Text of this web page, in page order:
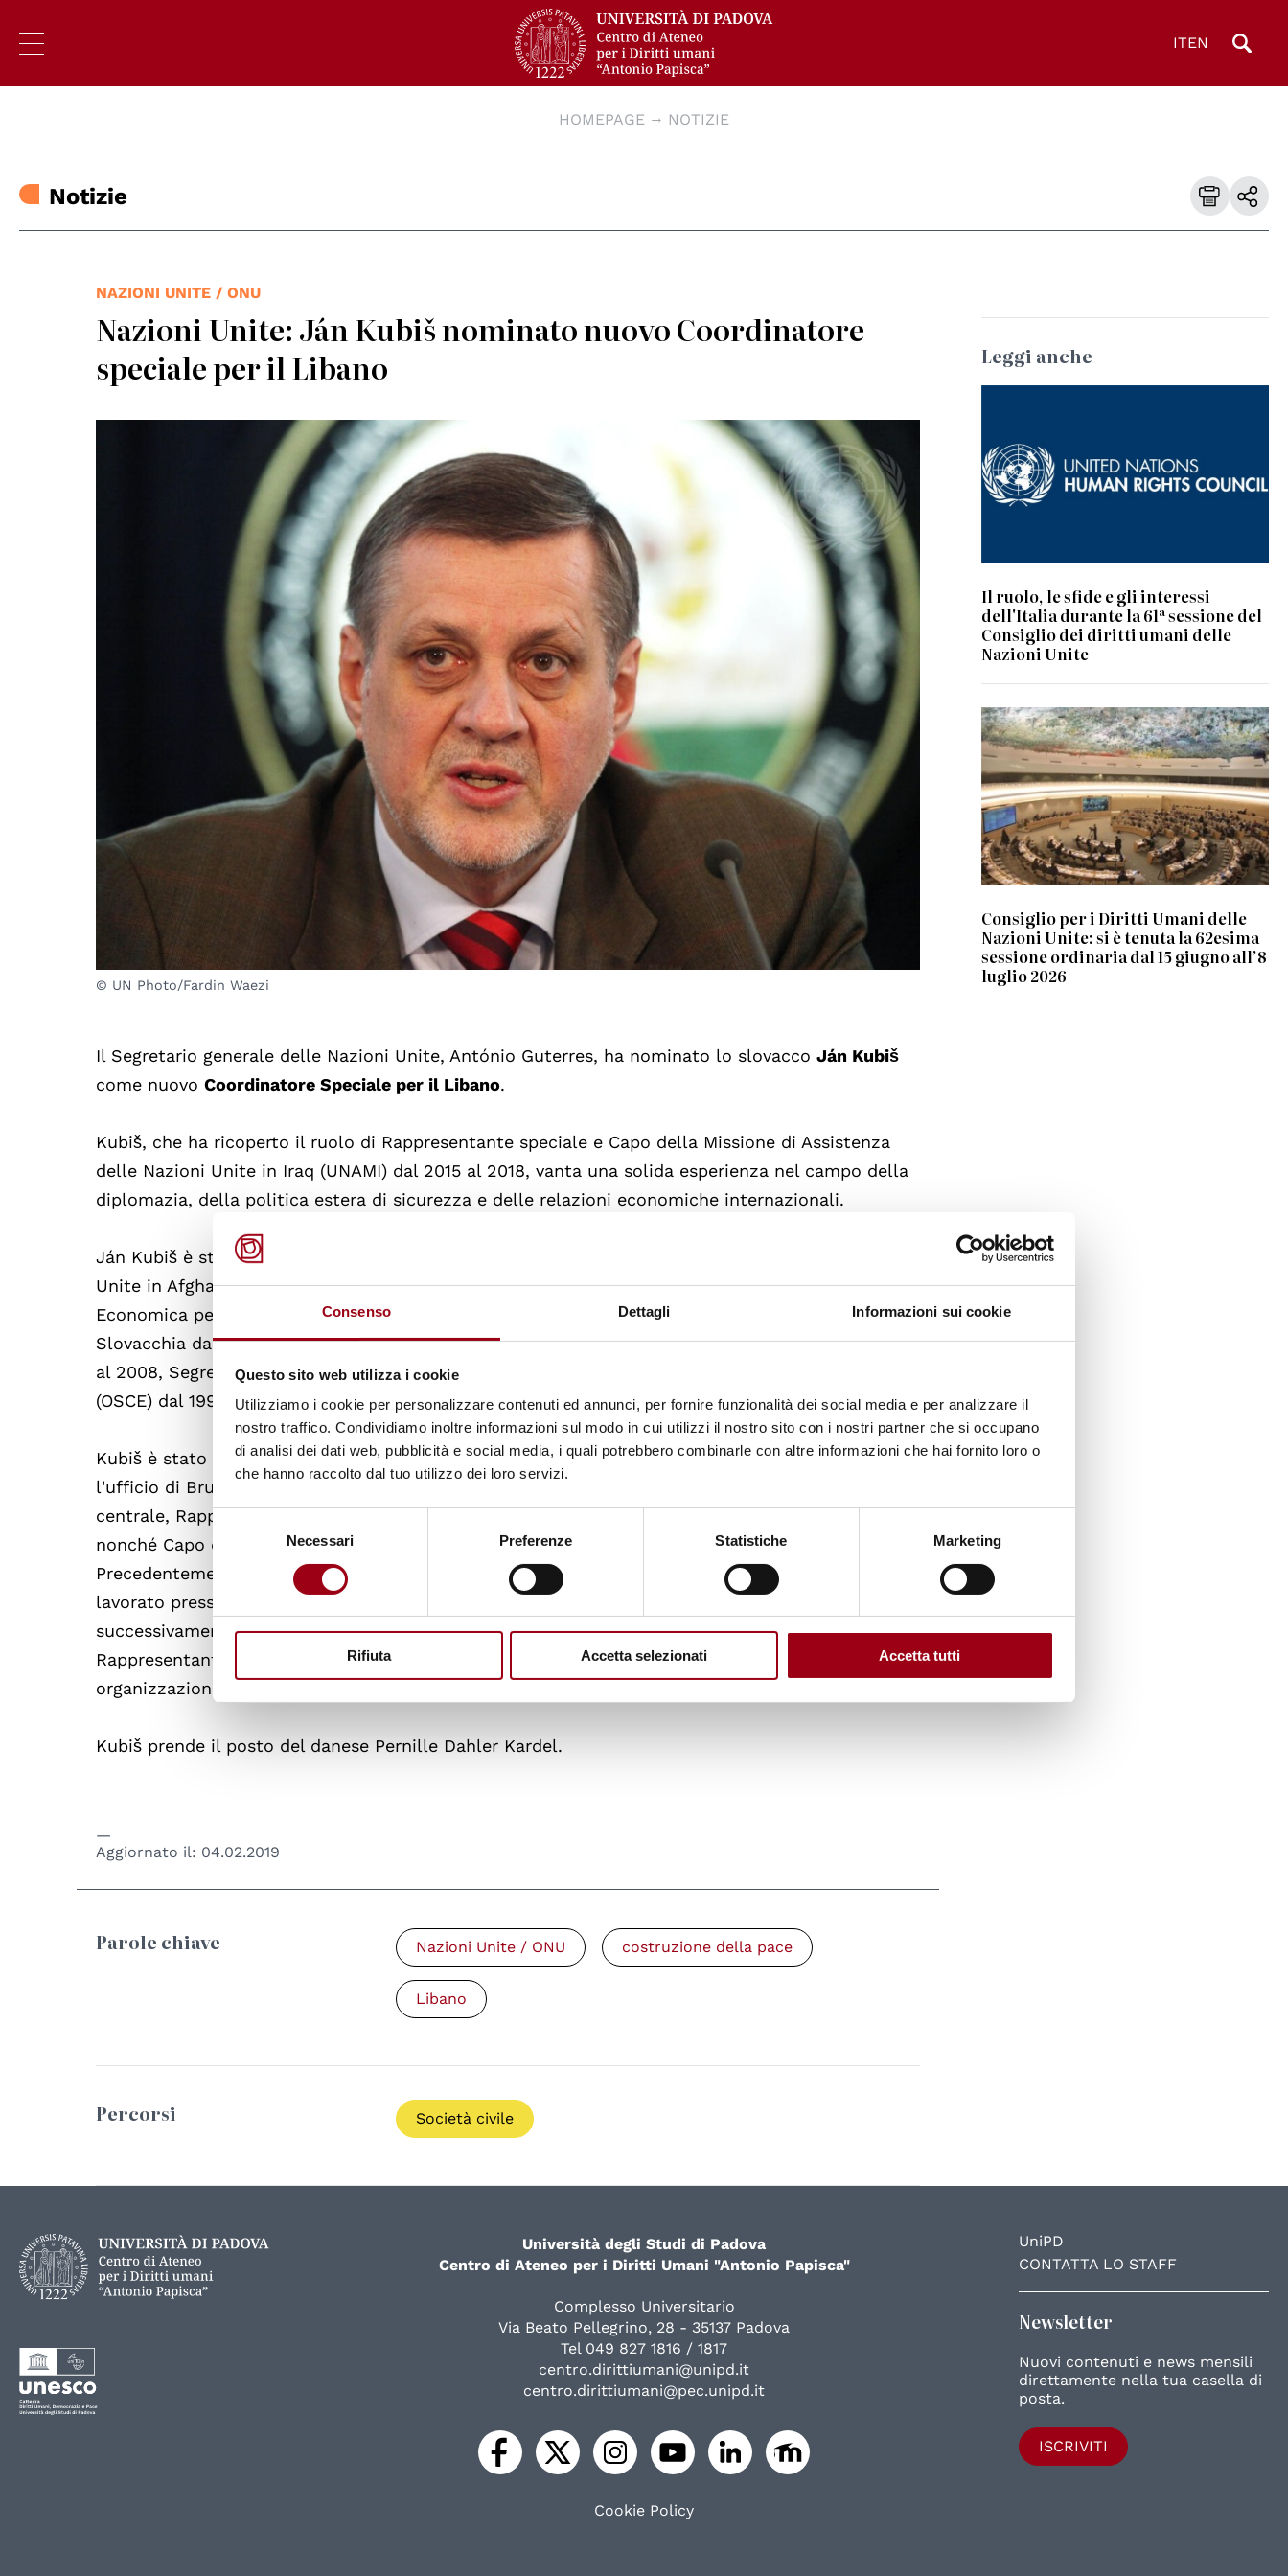
Consenso Dettagli Informazioni sui cookie
Questo sito web utilizza i cookie
Utilizziamo i cookie per personalizzare contenuti ed annunci, per fornire funzionalità dei social media e per analizzare il
nostro traffico. Condividiamo inoltre informazioni sul modo in cui utilizzi il nostro sito con i nostri partner che si occupano
di analisi dei dati web, pubblicità e social media, i quali potrebbero combinarle con altre informazioni che hai fornito loro o
che hanno raccolto dal tuo utilizzo dei loro servizi.
Selezione
del
Necessari Preferenze Statistiche Marketing
Rifiuta Accetta selezionati Accetta tutti
ITEN
HOMEPAGE NOTIZIE
Notizie
NAZIONI UNITE / ONU
Nazioni Unite: Ján Kubiš nominato nuovo Coordinatore
speciale per il Libano
© UN Photo/Fardin Waezi
Il Segretario generale delle Nazioni Unite, António Guterres, ha nominato lo slovaccoJán Kubiš
come nuovoCoordinatore Speciale per il Libano.
Kubiš, che ha ricoperto il ruolo di Rappresentante speciale e Capo della Missione di Assistenza
delle Nazioni Unite in Iraq (UNAMI) dal 2015 al 2018, vanta una solida esperienza nel campo della
diplomazia, della politica estera di sicurezza e delle relazioni economiche internazionali.
Ján Kubiš è stato Rappresentante speciale e Capo della Missione di Assistenza delle Nazioni
Unite in Afghanistan (UNAMA) dal 2011 al 2015, Segretario Esecutivo della Commissione
Economica per l'Europa delle Nazioni Unite dal 2009 al 2011, Ministro degli affari esteri della
Slovacchia dal 2006 al 2009, Presidente del Comitato dei Ministri del Consiglio d'Europa dal 2007
al 2008, Segretario generale dell'Organizzazione per la sicurezza e la cooperazione in Europa
(OSCE) dal 1999 al 2005.
Kubiš è stato anche Rappresentante speciale dell'Unione Europea per l'Asia centrale presso
l'ufficio di Bruxelles, Rappresentante personale del Presidente in carica dell'OSCE per l'Asia
centrale, Rappresentante speciale delle Nazioni Unite del Segretario generale per il Tagikistan
nonché Capo della missione di osservatori delle Nazioni Unite in Tagikistan dal 1998 al 1999.
Precedentemente è stato Direttore del Centro per la prevenzione dei conflitti dell'OSCE. Kubiš ha
lavorato presso il Ministero degli Affari Esteri dell'ex Cecoslovacchia dal 1976 al 1992 e,
successivamente, presso il Ministero degli Affari Esteri della Slovacchia. Nel 1993 è stato
Rappresentante permanente della Slovacchia presso l'Ufficio delle Nazioni Unite e delle altre
organizzazioni internazionali a Ginevra.
Kubiš prende il posto del danese Pernille Dahler Kardel.
Aggiornato il: 04.02.2019
Parole chiave Nazioni Unite / ONU costruzione della pace
Libano
Percorsi Società civile
Leggi anche
Il ruolo, le sfide e gli interessi
dell'Italia durante la 61ª sessione del
Consiglio dei diritti umani delle
Nazioni Unite
© UN Photo/Jess Hoffman
Consiglio per i Diritti Umani delle
Nazioni Unite: si è tenuta la 62esima
sessione ordinaria dal 15 giugno all’8
luglio 2026
UniPD
CONTATTA LO STAFF
Newsletter
Nuovi contenuti e news mensili
direttamente nella tua casella di
posta.
ISCRIVITI
Università degli Studi di Padova
Centro di Ateneo per i Diritti Umani "Antonio Papisca"
Complesso Universitario
Via Beato Pellegrino, 28 - 35137 Padova
Tel 049 827 1816 / 1817
centro.dirittiumani@unipd.it
centro.dirittiumani@pec.unipd.it
Cookie Policy